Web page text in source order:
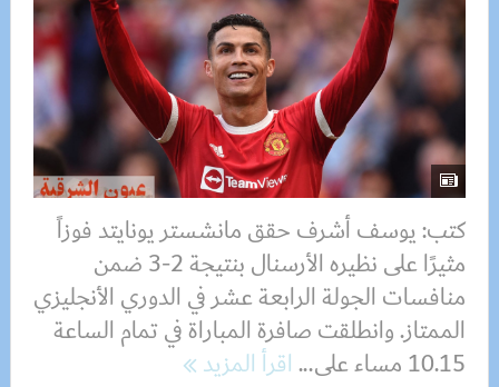
كتب: يوسف أشرف حقق مانشستر يونايتد فوزاً
مثيرًا على نظيره الأرسنال بنتيجة 2-3 ضمن
منافسات الجولة الرابعة عشر في الدوري الأنجليزي
الممتاز. وانطلقت صافرة المباراة في تمام الساعة
10.15 مساء على...
اقرأ المزيد